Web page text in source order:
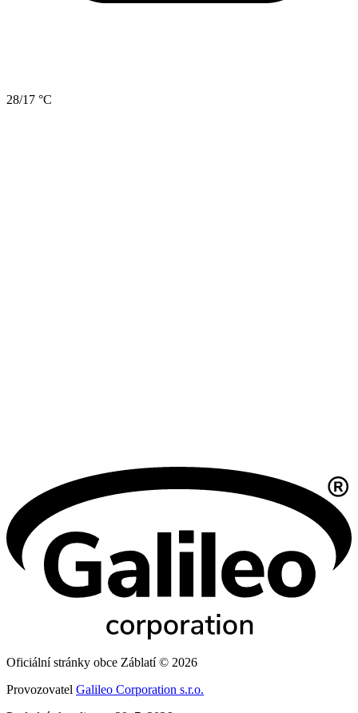
28/17 °C
Oficiální stránky obce Záblatí © 2026
Provozovatel Galileo Corporation s.r.o.